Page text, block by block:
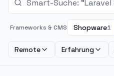
Frameworks & CMS Shopware1
Remote Erfahrung